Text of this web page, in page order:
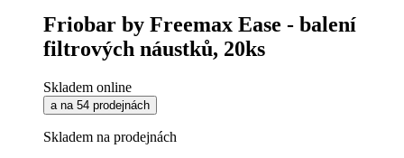
Friobar by Freemax Ease - balení
filtrových náustků, 20ks
Skladem online
a na 54 prodejnách
Skladem na prodejnách